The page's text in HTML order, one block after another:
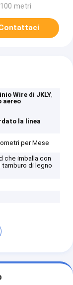
metri
Wire di JKLY,
aereo
la linea
per Mese
che imballa con
tamburo di legno